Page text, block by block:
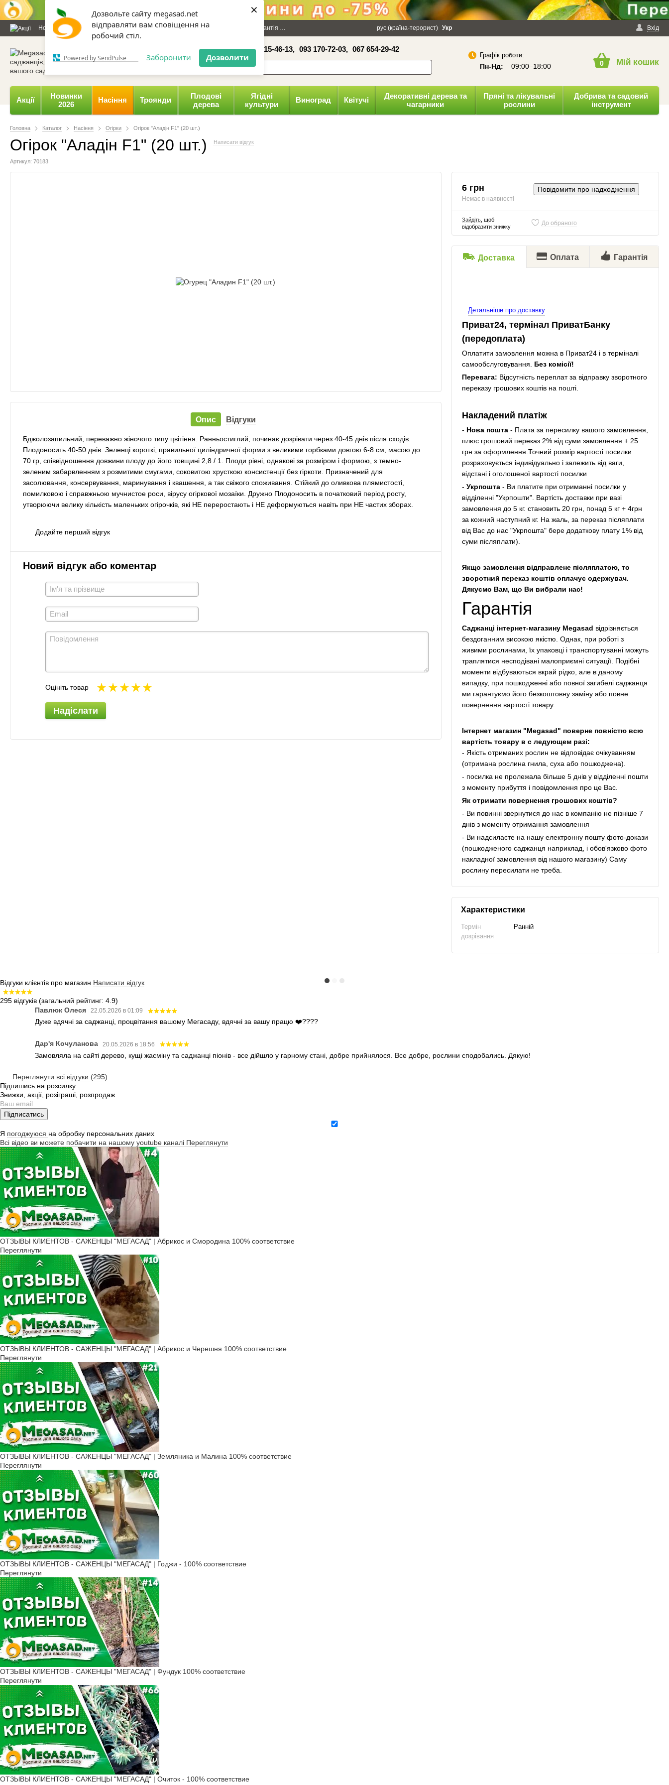
Дозвольте сайту megasad.net
відправляти вам сповіщення на
робочий стіл.
Powered by SendPulse Заборонити Дозволити
×
Новини та статті Каталог Контакти Відгуки Даруємо 100 грн Гарантія Політика конфіденційності Вхід
рус (країна-терорист) Укр
067 654-16-41, 050 515-46-13, 093 170-72-03, 067 654-29-42
Графік роботи:
Пн-Нд: 09:00–18:00 0 Мій кошик
Акції
Новинки
2026
Насіння Троянди
Плодові
дерева
Ягідні
культури
Виноград Квітучі
Декоративні дерева та
чагарники
Пряні та лікувальні
рослини
Добрива та садовий
інструмент
Головна Каталог Насіння Огірки Огірок "Аладін F1" (20 шт.)
Огірок "Аладін F1" (20 шт.) Написати відгук
Артикул: 70183
Опис Відгуки
Бджолозапильний, переважно жіночого типу цвітіння. Ранньостиглий, починає дозрівати через 40-45 днів після сходів.
Плодоносить 40-50 днів. Зеленці короткі, правильної циліндричної форми з великими горбками довгою 6-8 см, масою до
70 гр, співвідношення довжини плоду до його товщині 2,8 / 1. Плоди рівні, однакові за розміром і формою, з темно-
зеленим забарвленням з розмитими смугами, соковитою хрусткою консистенції без гіркоти. Призначений для
засолювання, консервування, маринування і квашення, а так свіжого споживання. Стійкий до оливкова плямистості,
помилковою і справжньою мучнистое роси, вірусу огіркової мозаїки. Дружно Плодоносить в початковий період росту,
утворюючи велику кількість маленьких огірочків, які НЕ переростають і НЕ деформуються навіть при НЕ частих зборах.
Додайте перший відгук
Новий відгук або коментар
Оцініть товар
Надіслати
6 грн
Немає в наявності
Повідомити про надходження
Зайдіть, щоб
відобразити знижку
До обраного
Доставка Оплата Гарантія
Детальніше про доставку
Приват24, термінал ПриватБанку
(передоплата)
Оплатити замовлення можна в Приват24 і в терміналі
самообслуговування. Без комісії!
Перевага: Відсутність переплат за відправку зворотного
переказу грошових коштів на пошті.
Накладений платіж
- Нова пошта- Плата за пересилку вашого замовлення,
плюс грошовий переказ 2% від суми замовлення + 25
грн за оформлення.Точний розмір вартості посилки
розраховується індивідуально і залежить від ваги,
відстані і оголошеної вартості посилки
- Укрпошта- Ви платите при отриманні посилки у
відділенні "Укрпошти". Вартість доставки при вазі
замовлення до 5 кг. становить 20 грн, понад 5 кг + 4грн
за кожний наступний кг. На жаль, за переказ післяплати
від Вас до нас "Укрпошта" бере додаткову плату 1% від
суми післяплати).
Якщо замовлення відправлене післяплатою, то
зворотний переказ коштів оплачує одержувач.
Дякуємо Вам, що Ви вибрали нас!
Гарантія
Саджанці інтернет-магазину Megasad відрізняється
бездоганним високою якістю. Однак, при роботі з
живими рослинами, їх упаковці і транспортуванні можуть
траплятися несподівані малоприємні ситуації. Подібні
моменти відбуваються вкрай рідко, але в даному
випадку, при пошкодженні або повної загибелі саджанця
ми гарантуємо його безкоштовну заміну або повне
повернення вартості товару.
Інтернет магазин "Megasad" поверне повністю всю
вартість товару в с ледующем разі:
- Якість отриманих рослин не відповідає очікуванням
(отримана рослина гнила, суха або пошкоджена).
- посилка не пролежала більше 5 днів у відділенні пошти
з моменту прибуття і повідомлення про це Вас.
Як отримати повернення грошових коштів?
- Ви повинні звернутися до нас в компанію не пізніше 7
днів з моменту отримання замовлення
- Ви надсилаєте на нашу електронну пошту фото-докази
(пошкодженого саджанця наприклад, і обов'язково фото
накладної замовлення від нашого магазину) Саму
рослину пересилати не треба.
Характеристики
Термін
дозрівання
Ранній
Відгуки клієнтів про магазин Написати відгук
295 відгуків (загальний рейтинг: 4.9)
Павлюк Олеся
22.05.2026 в 01:09
Дуже вдячні за саджанці, процвітання вашому Мегасаду, вдячні за вашу працю ❤️????
Дар'я Кочуланова 20.05.2026 в 18:56
Замовляла на сайті дерево, кущі жасміну та саджанці піонів - все дійшло у гарному стані, добре прийнялося. Все добре, рослини сподобались. Дякую!
Переглянути всі відгуки (295)
Підпишись на розсилку
Знижки, акції, розіграші, розпродаж
Підписатись
Я погоджуюся на обробку персональних даних
Всі відео ви можете побачити на нашому youtube каналі Переглянути
ОТЗЫВЫ КЛИЕНТОВ - САЖЕНЦЫ "МЕГАСАД" | Абрикос и Смородина 100% соответствие
Переглянути
ОТЗЫВЫ КЛИЕНТОВ - САЖЕНЦЫ "МЕГАСАД" | Абрикос и Черешня 100% соответствие
Переглянути
ОТЗЫВЫ КЛИЕНТОВ - САЖЕНЦЫ "МЕГАСАД" | Земляника и Малина 100% соответствие
Переглянути
ОТЗЫВЫ КЛИЕНТОВ - САЖЕНЦЫ "МЕГАСАД" | Годжи - 100% соответствие
Переглянути
ОТЗЫВЫ КЛИЕНТОВ - САЖЕНЦЫ "МЕГАСАД" | Фундук 100% соответствие
Переглянути
ОТЗЫВЫ КЛИЕНТОВ - САЖЕНЦЫ "МЕГАСАД" | Очиток - 100% соответствие